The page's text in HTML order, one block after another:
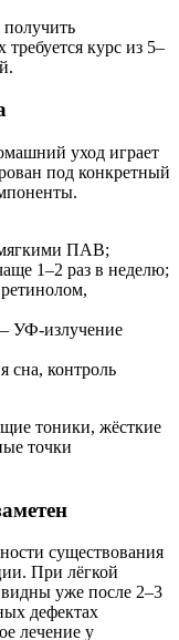
курс из 5–
уход играет
под конкретный
ПАВ;
1–2 раз в неделю;
УФ-излучение
сна, контроль
тоники, жёсткие
точки
существования
При лёгкой
уже после 2–3
дефектах
лечение у